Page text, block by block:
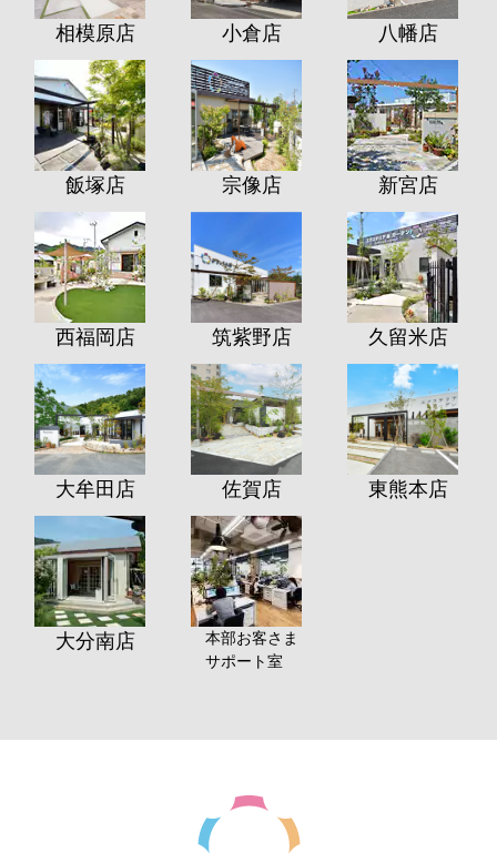
相模原店 小倉店 八幡店
飯塚店 宗像店 新宮店
西福岡店 筑紫野店 久留米店
大牟田店 佐賀店 東熊本店
大分南店
本部お客さま
サポート室